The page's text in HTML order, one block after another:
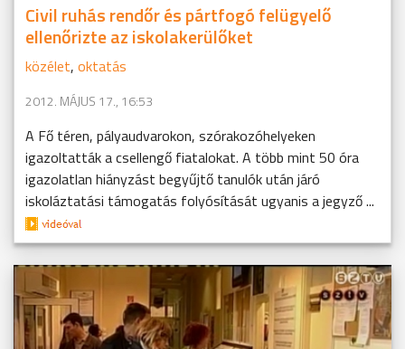
Civil ruhás rendőr és pártfogó felügyelő
ellenőrizte az iskolakerülőket
közélet, oktatás
2012. MÁJUS 17., 16:53
A Fő téren, pályaudvarokon, szórakozóhelyeken
igazoltatták a csellengő fiatalokat. A több mint 50 óra
igazolatlan hiányzást begyűjtő tanulók után járó
iskoláztatási támogatás folyósítását ugyanis a jegyző ...